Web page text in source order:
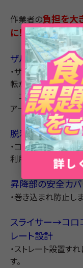
作業者の負担を大
に！
少人数でライ
ザルカゴ上昇＋
・ザルカゴを軽く手
転がります。
コンパクトに設計
ア一等より長さが抑
脱着コロ
・コロの取り外しが
利用しておりｍすの
昇降部の安全カ
・巻き込まれ防止し
スライサー→コロ
レート設計
・ストレート設置す
す。